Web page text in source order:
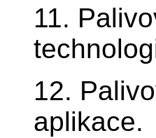
11.
12.
aplikace.